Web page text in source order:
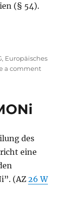
(§ 54).
, Europäisches
a commenton
des
eine
(AZ 26 W